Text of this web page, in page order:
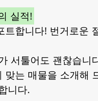
실적!
합니다! 번거로운
서툴어도 괜찮습니
는 매물을 소개해
니다.